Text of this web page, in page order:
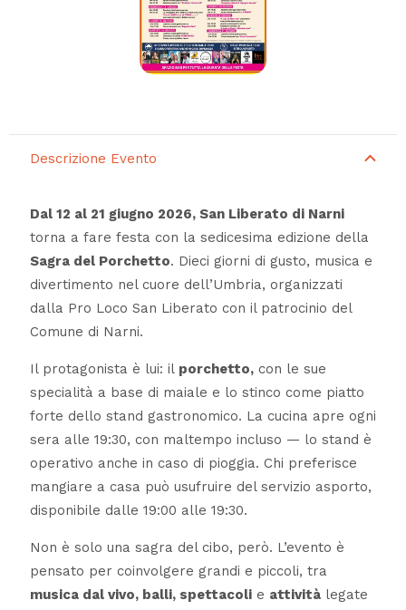
Descrizione Evento
Dal 12 al 21 giugno 2026, San Liberato di Narni
torna a fare festa con la sedicesima edizione della
Sagra del Porchetto. Dieci giorni di gusto, musica e
divertimento nel cuore dell’Umbria, organizzati
dalla Pro Loco San Liberato con il patrocinio del
Comune di Narni.
Il protagonista è lui: il porchetto,con le sue
specialità a base di maiale e lo stinco come piatto
forte dello stand gastronomico. La cucina apre ogni
sera alle 19:30, con maltempo incluso — lo stand è
operativo anche in caso di pioggia. Chi preferisce
mangiare a casa può usufruire del servizio asporto,
disponibile dalle 19:00 alle 19:30.
Non è solo una sagra del cibo, però. L’evento è
pensato per coinvolgere grandi e piccoli, tra
musica dal vivo, balli, spettacolie attivitàlegate